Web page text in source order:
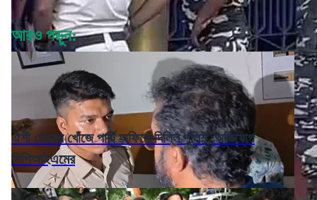
আরও পড়ুন:
ঐশী ঘোষের খোঁজে পার্টি অফিসে দিল্লি পুলিশ, অভিযোগ
সিপিআইএমের